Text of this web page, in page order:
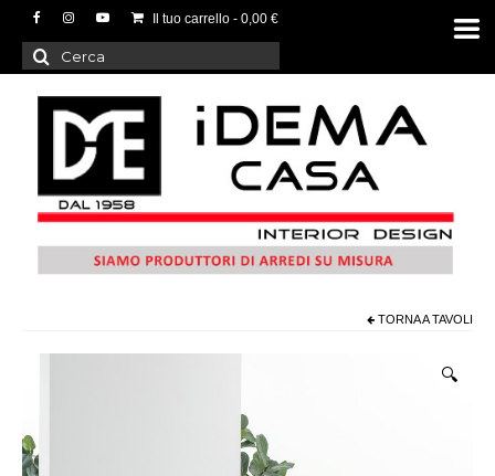
Il tuo carrello - 0,00 €
Cerca:
TORNA ATAVOLI
🔍